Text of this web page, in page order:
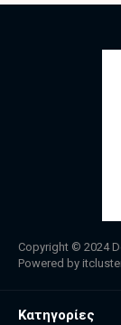
Copyright © 2024
Powered by
Κατηγορίες